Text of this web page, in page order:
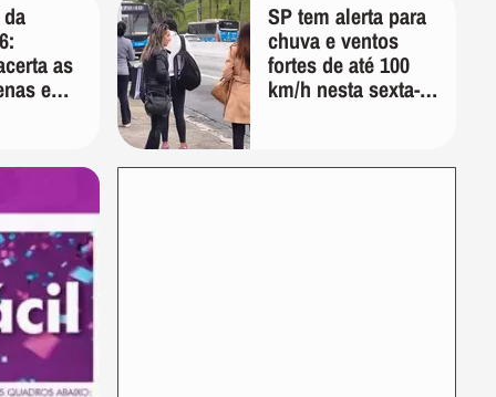
as
e
SP tem alerta para
chuva e ventos
fortes de até 100
km/h nesta sexta-